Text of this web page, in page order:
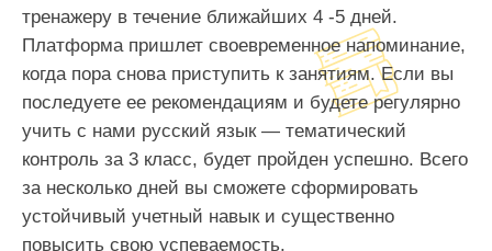
тренажеру в течение ближайших 4 -5 дней.
Платформа пришлет своевременное напоминание,
когда пора снова приступить к занятиям. Если вы
последуете ее рекомендациям и будете регулярно
учить с нами русский язык — тематический
контроль за 3 класс, будет пройден успешно. Всего
за несколько дней вы сможете сформировать
устойчивый учетный навык и существенно
повысить свою успеваемость.